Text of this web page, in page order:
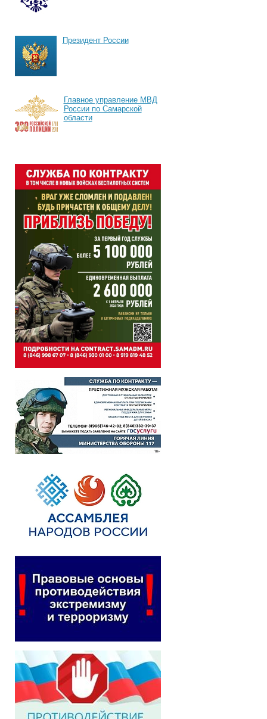
Президент России
Главное управление МВД
России по Самарской
области